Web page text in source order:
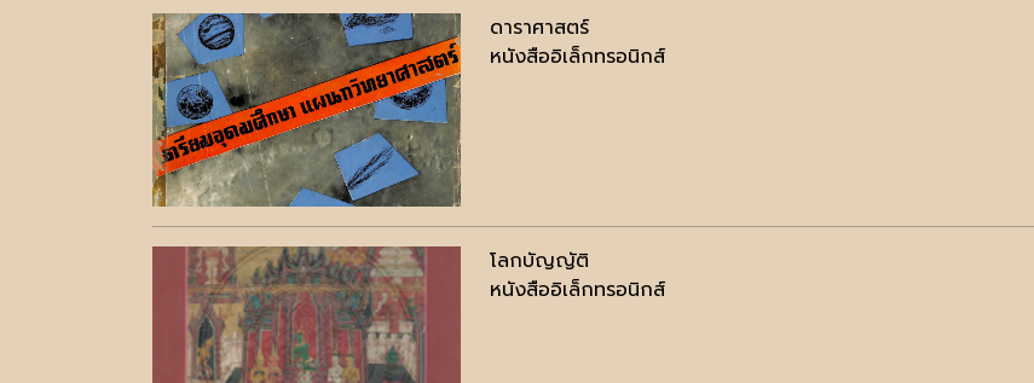
ดาราศาสตร์
หนังสืออิเล็กทรอนิกส์
โลกบัญญัติ
หนังสืออิเล็กทรอนิกส์